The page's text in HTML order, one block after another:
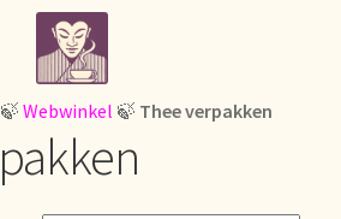
🍃 Webwinkel 🍃 Thee verpakken